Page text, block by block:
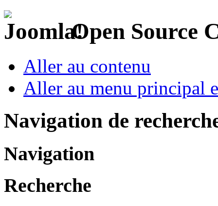
Open Source
Aller au contenu
Aller au menu principal
Navigation de
Navigation
Recherche